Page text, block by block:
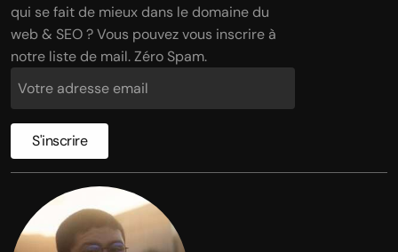
qui se fait de mieux dans le domaine du
web & SEO ? Vous pouvez vous inscrire à
notre liste de mail. Zéro Spam.
S'inscrire